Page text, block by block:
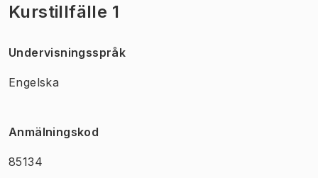
Kurstillfälle 1
Undervisningsspråk
Engelska
Anmälningskod
85134